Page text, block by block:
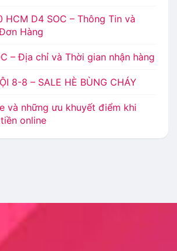
HCM D4 SOC – Thông Tin và
Hàng
– Địa chỉ và Thời gian nhận hàng
8-8 – SALE HÈ BÙNG CHÁY
và những ưu khuyết điểm khi
online